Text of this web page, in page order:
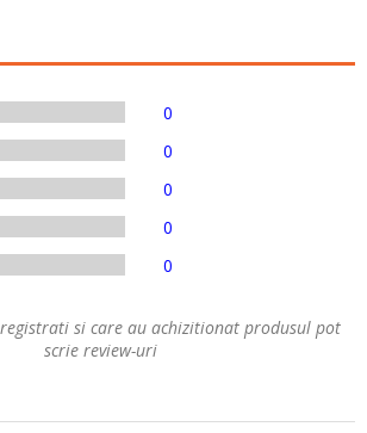
0
0
0
0
0
si care au achizitionat produsul pot
scrie review-uri